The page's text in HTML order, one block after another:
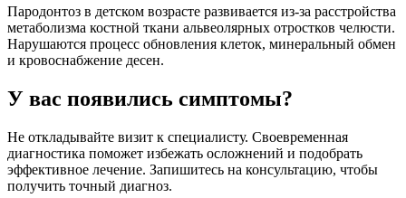
Пародонтоз в детском возрасте развивается из-за расстройства
метаболизма костной ткани альвеолярных отростков челюсти.
Нарушаются процесс обновления клеток, минеральный обмен
и кровоснабжение десен.
У вас появились симптомы?
Не откладывайте визит к специалисту. Своевременная
диагностика поможет избежать осложнений и подобрать
эффективное лечение. Запишитесь на консультацию, чтобы
получить точный диагноз.